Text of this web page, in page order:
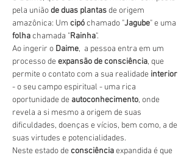
pela união de duas plantas de origem
amazônica: Um cipó chamado "Jagube" e uma
folha chamada "Rainha".
Ao ingerir o Daime,  a pessoa entra em um
processo de expansão de consciência, que
permite o contato com a sua realidade interior
- o seu campo espiritual - uma rica
oportunidade de autoconhecimento, onde
revela a si mesmo a origem de suas
dificuldades, doenças e vícios, bem como, a de
suas virtudes e potencialidades.
Neste estado de consciência expandida é que